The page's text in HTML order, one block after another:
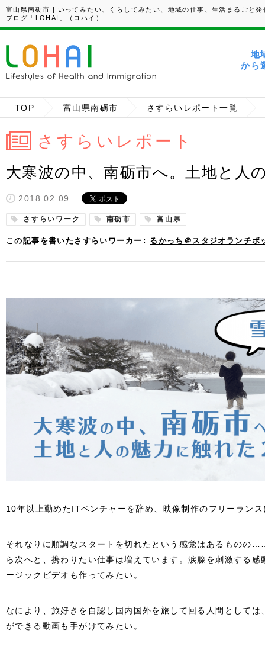
富山県南砺市 | いってみたい、くらしてみたい、地域の仕事、生活まるごと発
ブログ「LOHAI」（ロハイ）
地
から
TOP 富山県南砺市 さすらいレポート一覧
さすらいレポート
大寒波の中、南砺市へ。土地と人
2018.02.09
さすらいワーク 南砺市 富山県
この記事を書いたさすらいワーカー るかっち＠スタジオランチボ
10年以上勤めたITベンチャーを辞め、映像制作のフリーラン
それなりに順調なスタートを切れたという感覚はあるものの
ら次へと、携わりたい仕事は増えています。涙腺を刺激する
ージックビデオも作ってみたい。
なにより、旅好きを自認し国内国外を旅して回る人間として
ができる動画も手がけてみたい。